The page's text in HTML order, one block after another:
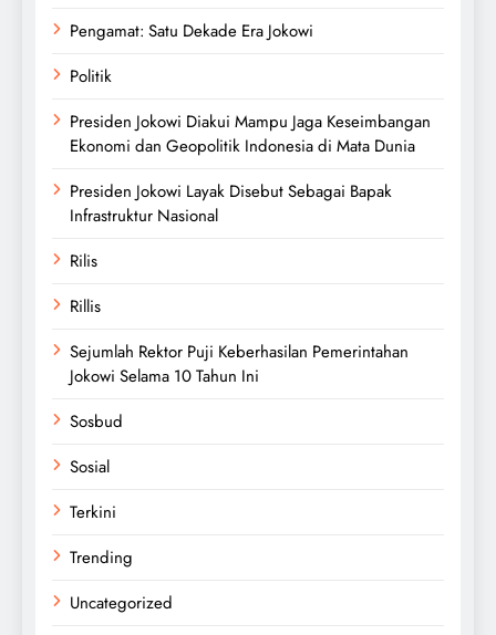
Pengamat: Satu Dekade Era Jokowi
Politik
Presiden Jokowi Diakui Mampu Jaga Keseimbangan
Ekonomi dan Geopolitik Indonesia di Mata Dunia
Presiden Jokowi Layak Disebut Sebagai Bapak
Infrastruktur Nasional
Rilis
Rillis
Sejumlah Rektor Puji Keberhasilan Pemerintahan
Jokowi Selama 10 Tahun Ini
Sosbud
Sosial
Terkini
Trending
Uncategorized